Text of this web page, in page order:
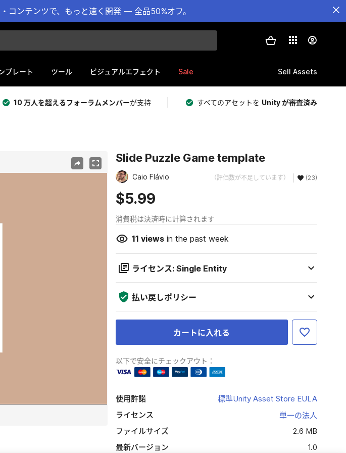
コンテンツで、もっと速く開発 — 全品50%オフ。
プレート ツール ビジュアルエフェクト Sale Sell Assets
10 万人を超えるフォーラムメンバーが支持 すべてのアセットを Unity が審査済み
Slide Puzzle Game template
Caio Flávio （評価数が不足しています） (23)
$5.99
消費税は決済時に計算されます
11 viewsin the past week
ライセンス: Single Entity
払い戻しポリシー
カートに入れる
以下で安全にチェックアウト：
使用許諾
標準Unity Asset Store EULA
ライセンス
単一の法人
ファイルサイズ
2.6 MB
最新バージョン
1.0